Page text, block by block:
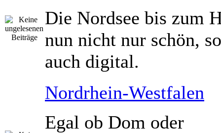
Die Nordsee bis zum
nun nicht nur schön,
auch digital.
Nordrhein-Westfalen
Egal ob Dom oder